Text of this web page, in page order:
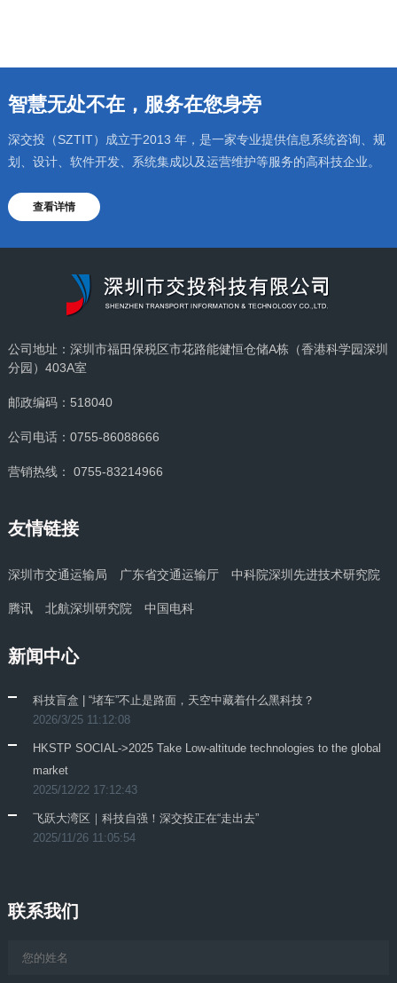
智慧无处不在，服务在您身旁
深交投（SZTIT）成立于2013 年，是一家专业提供信息系统咨询、规
划、设计、软件开发、系统集成以及运营维护等服务的高科技企业。
查看详情
公司地址：深圳市福田保税区市花路能健恒仓储A栋（香港科学园深圳
分园）403A室
邮政编码：518040
公司电话：0755-86088666
营销热线： 0755-83214966
友情链接
深圳市交通运输局 广东省交通运输厅 中科院深圳先进技术研究院
腾讯 北航深圳研究院 中国电科
新闻中心
科技盲盒 | “堵车”不止是路面，天空中藏着什么黑科技？
2026/3/25 11:12:08
HKSTP SOCIAL->2025 Take Low-altitude technologies to the global
market
2025/12/22 17:12:43
飞跃大湾区｜科技自强！深交投正在“走出去”
2025/11/26 11:05:54
联系我们